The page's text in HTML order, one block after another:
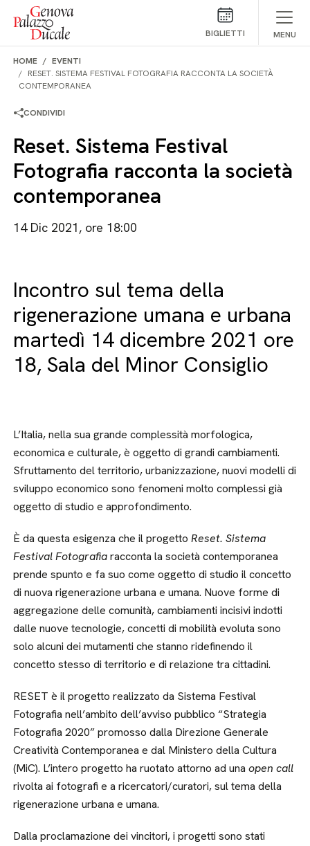
Salta al contenuto
BIGLIETTI MENU
HOME
EVENTI
RESET. SISTEMA FESTIVAL FOTOGRAFIA RACCONTA LA SOCIETÀ
CONTEMPORANEA
CONDIVIDI
Reset. Sistema Festival
Fotografia racconta la società
contemporanea
14 Dic 2021, ore 18:00
Incontro sul tema della
rigenerazione umana e urbana
martedì 14 dicembre 2021 ore
18, Sala del Minor Consiglio
L’Italia, nella sua grande complessità morfologica,
economica e culturale, è oggetto di grandi cambiamenti.
Sfruttamento del territorio, urbanizzazione, nuovi modelli di
sviluppo economico sono fenomeni molto complessi già
oggetto di studio e approfondimento.
È da questa esigenza che il progettoReset. Sistema
Festival Fotografiaracconta la società contemporanea
prende spunto e fa suo come oggetto di studio il concetto
di nuova rigenerazione urbana e umana. Nuove forme di
aggregazione delle comunità, cambiamenti incisivi indotti
dalle nuove tecnologie, concetti di mobilità evoluta sono
solo alcuni dei mutamenti che stanno ridefinendo il
concetto stesso di territorio e di relazione tra cittadini.
RESET è il progetto realizzato da Sistema Festival
Fotografia nell’ambito dell’avviso pubblico “Strategia
Fotografia 2020” promosso dalla Direzione Generale
Creatività Contemporanea e dal Ministero della Cultura
(MiC). L’intero progetto ha ruotato attorno ad unaopen call
rivolta ai fotografi e a ricercatori/curatori, sul tema della
rigenerazione urbana e umana.
Dalla proclamazione dei vincitori, i progetti sono stati